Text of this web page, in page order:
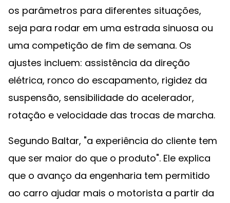
os parâmetros para diferentes situações,
seja para rodar em uma estrada sinuosa ou
uma competição de fim de semana. Os
ajustes incluem: assistência da direção
elétrica, ronco do escapamento, rigidez da
suspensão, sensibilidade do acelerador,
rotação e velocidade das trocas de marcha.
Segundo Baltar, "a experiência do cliente tem
que ser maior do que o produto". Ele explica
que o avanço da engenharia tem permitido
ao carro ajudar mais o motorista a partir da